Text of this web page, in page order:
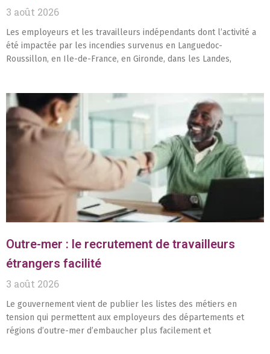
3 août 2026
Les employeurs et les travailleurs indépendants dont l’activité a
été impactée par les incendies survenus en Languedoc-
Roussillon, en Ile-de-France, en Gironde, dans les Landes,
Outre-mer : le recrutement de travailleurs
étrangers facilité
3 août 2026
Le gouvernement vient de publier les listes des métiers en
tension qui permettent aux employeurs des départements et
régions d’outre-mer d’embaucher plus facilement et